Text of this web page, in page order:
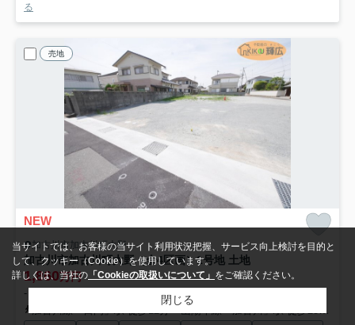
る
売地
NEW
加古川市加古川町大野
加古川市加古川町大野（全4区画）1号地 土地
1,860万円
- / 166.64㎡ / -
当サイトでは、お客様の当サイト利用状況把握、サービス向上検討を目的と
して、クッキー（Cookie）を使用しています。
詳しくは、当社の 「Cookieの取扱いについて」 をご確認ください。
閉じる